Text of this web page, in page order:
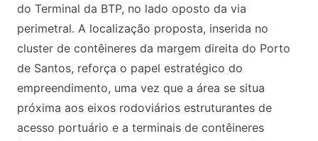
do Terminal da BTP, no lado oposto da via
perimetral. A localização proposta, inserida no
cluster de contêineres da margem direita do Porto
de Santos, reforça o papel estratégico do
empreendimento, uma vez que a área se situa
próxima aos eixos rodoviários estruturantes de
acesso portuário e a terminais de contêineres